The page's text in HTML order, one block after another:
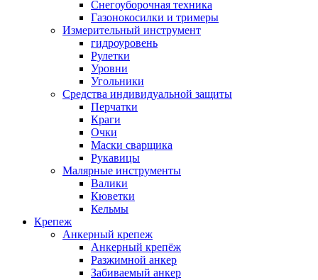
Снегоуборочная техника
Газонокосилки и тримеры
Измерительный инструмент
гидроуровень
Рулетки
Уровни
Угольники
Средства индивидуальной защиты
Перчатки
Краги
Очки
Маски сварщика
Рукавицы
Малярные инструменты
Валики
Кюветки
Кельмы
Крепеж
Анкерный крепеж
Анкерный крепёж
Разжимной анкер
Забиваемый анкер